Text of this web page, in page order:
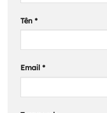
Tên *
Email *